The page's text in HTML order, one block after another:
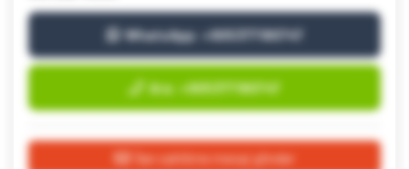
WhatsApp: +905377180747
Ara: +905377180747
İlan sahibine mesaj gönder